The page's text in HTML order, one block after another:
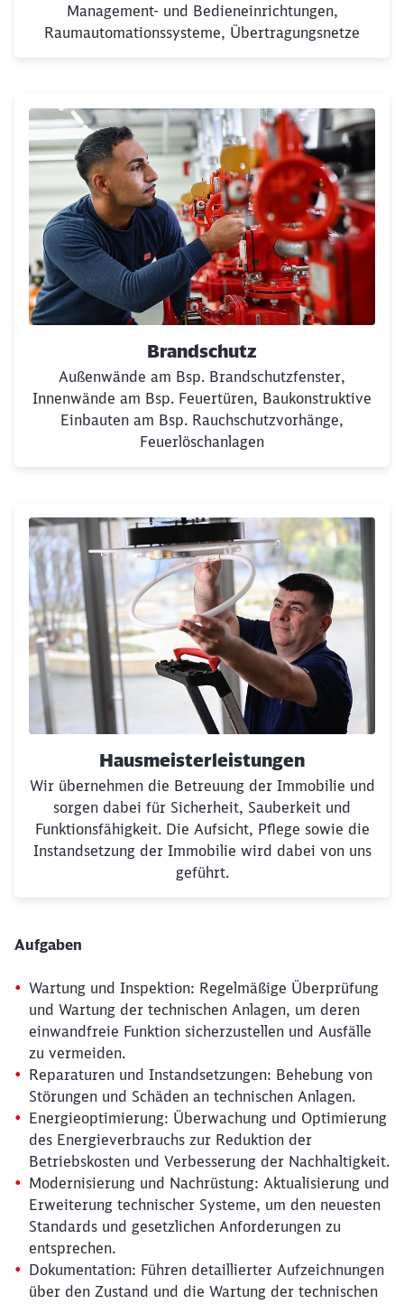
Management- und Bedieneinrichtungen,
Raumautomationssysteme, Übertragungsnetze
Brandschutz
Außenwände am Bsp. Brandschutzfenster,
Innenwände am Bsp. Feuertüren, Baukonstruktive
Einbauten am Bsp. Rauchschutzvorhänge,
Feuerlöschanlagen
Hausmeisterleistungen
Wir übernehmen die Betreuung der Immobilie und
sorgen dabei für Sicherheit, Sauberkeit und
Funktionsfähigkeit. Die Aufsicht, Pflege sowie die
Instandsetzung der Immobilie wird dabei von uns
geführt.
Aufgaben
Wartung und Inspektion: Regelmäßige Überprüfung
und Wartung der technischen Anlagen, um deren
einwandfreie Funktion sicherzustellen und Ausfälle
zu vermeiden.
Reparaturen und Instandsetzungen: Behebung von
Störungen und Schäden an technischen Anlagen.
Energieoptimierung: Überwachung und Optimierung
des Energieverbrauchs zur Reduktion der
Betriebskosten und Verbesserung der Nachhaltigkeit.
Modernisierung und Nachrüstung: Aktualisierung und
Erweiterung technischer Systeme, um den neuesten
Standards und gesetzlichen Anforderungen zu
entsprechen.
Dokumentation: Führen detaillierter Aufzeichnungen
über den Zustand und die Wartung der technischen